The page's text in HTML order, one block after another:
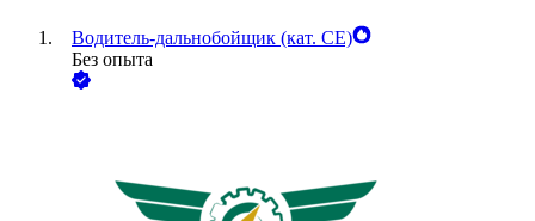
Водитель-дальнобойщик (кат. CE)
Без опыта